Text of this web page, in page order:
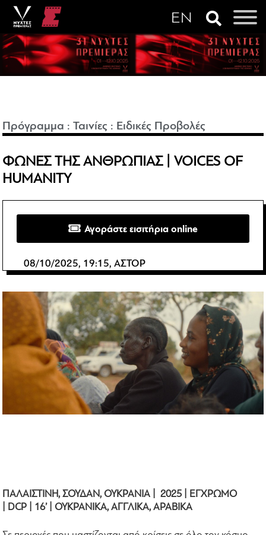
Πρόγραμμα :Ταινίες : Ειδικές Προβολές
ΦΩΝΕΣ ΤΗΣ ΑΝΘΡΩΠΙΑΣ | VOICES OF
HUMANITY
Αγοράστε εισιτήρια online
08/10/2025, 19:15, ΑΣΤΟΡ
ΠΑΛΑΙΣΤΙΝΗ, ΣΟΥΔΑΝ, ΟΥΚΡΑΝΙΑ | 2025 | ΕΓΧΡΩΜΟ
| DCP | 16’ | ΟΥΚΡΑΝΙΚΑ, ΑΓΓΛΙΚΑ, ΑΡΑΒΙΚΑ